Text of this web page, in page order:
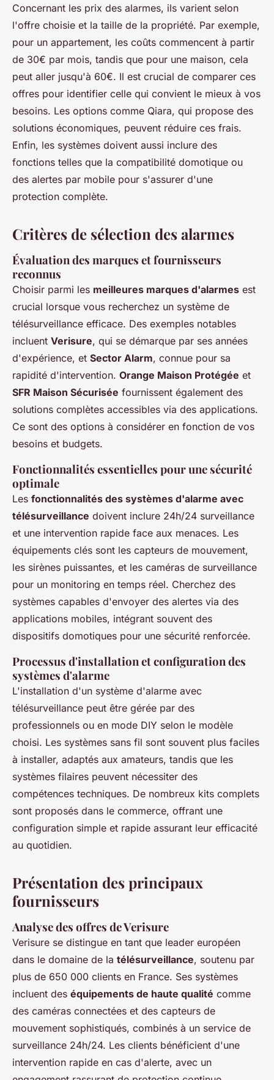
Concernant les prix des alarmes, ils varient selon
l'offre choisie et la taille de la propriété. Par exemple,
pour un appartement, les coûts commencent à partir
de 30€ par mois, tandis que pour une maison, cela
peut aller jusqu'à 60€. Il est crucial de comparer ces
offres pour identifier celle qui convient le mieux à vos
besoins. Les options comme Qiara, qui propose des
solutions économiques, peuvent réduire ces frais.
Enfin, les systèmes doivent aussi inclure des
fonctions telles que la compatibilité domotique ou
des alertes par mobile pour s'assurer d'une
protection complète.
Critères de sélection des alarmes
Évaluation des marques et fournisseurs
reconnus
Choisir parmi les meilleures marques d'alarmes est
crucial lorsque vous recherchez un système de
télésurveillance efficace. Des exemples notables
incluent Verisure, qui se démarque par ses années
d'expérience, et Sector Alarm, connue pour sa
rapidité d'intervention. Orange Maison Protégée et
SFR Maison Sécurisée fournissent également des
solutions complètes accessibles via des applications.
Ce sont des options à considérer en fonction de vos
besoins et budgets.
Fonctionnalités essentielles pour une sécurité
optimale
Les fonctionnalités des systèmes d'alarme avec
télésurveillance doivent inclure 24h/24 surveillance
et une intervention rapide face aux menaces. Les
équipements clés sont les capteurs de mouvement,
les sirènes puissantes, et les caméras de surveillance
pour un monitoring en temps réel. Cherchez des
systèmes capables d'envoyer des alertes via des
applications mobiles, intégrant souvent des
dispositifs domotiques pour une sécurité renforcée.
Processus d'installation et configuration des
systèmes d'alarme
L'installation d'un système d'alarme avec
télésurveillance peut être gérée par des
professionnels ou en mode DIY selon le modèle
choisi. Les systèmes sans fil sont souvent plus faciles
à installer, adaptés aux amateurs, tandis que les
systèmes filaires peuvent nécessiter des
compétences techniques. De nombreux kits complets
sont proposés dans le commerce, offrant une
configuration simple et rapide assurant leur efficacité
au quotidien.
Présentation des principaux
fournisseurs
Analyse des offres deVerisure
Verisure se distingue en tant que leader européen
dans le domaine de la télésurveillance, soutenu par
plus de 650 000 clients en France. Ses systèmes
incluent des équipements de haute qualité comme
des caméras connectées et des capteurs de
mouvement sophistiqués, combinés à un service de
surveillance 24h/24. Les clients bénéficient d'une
intervention rapide en cas d'alerte, avec un